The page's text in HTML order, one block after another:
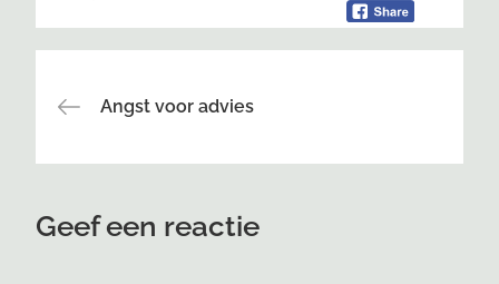
Bericht
navigatie
Angst voor advies
Geef een reactie